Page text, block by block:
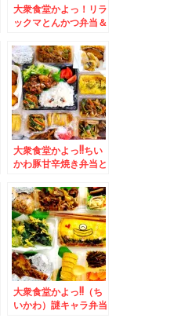
大衆食堂かよっ！リラ
ックマとんかつ弁当＆
まんじゅう 梅屋」さ
んの「みそまんじゅ
う」と「蘭越米」の
「おにぎり」(*´艸`*)
大衆食堂かよっ!!ちい
かわ豚甘辛焼き弁当と
´艸`*)＆「路地裏カレ
ーサムライ平岸総本
店」さんの「侍まつ
り」「カキフライ、ブ
ロッコリー、チキン」
(*´艸`*)
大衆食堂かよっ!!（ち
いかわ）謎キャラ弁当